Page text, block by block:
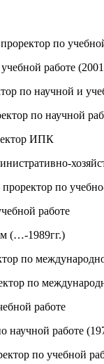
по
работе
по научной и
по научной
ИПК
по
работе
(…-1989гг.)
по
по
работе
работе
по учебной